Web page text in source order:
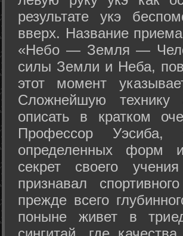
результате укэ
вверх. Название
«Небо — Земля —
силы Земли и Неба,
этот момент
Сложнейшую
описать в кратком
Профессор
определенных форм
секрет своего
признавал
прежде всего
поныне живет в